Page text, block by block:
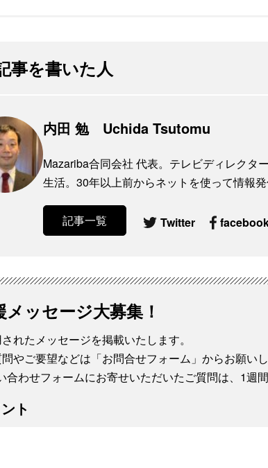
事を書いた人
内田 勉 Uchida Tsutomu
Mazariba合同会社 代表。テレビディレクタ
生活。30年以上前からネットを使って情報発
記事一覧 Twitter
メッセージ大募集！
れたメッセージを掲載いたします。
やご要望などは「お問合せフォーム」からお願いし
合わせフォームにお寄せいただいたご質問は、1週
ト